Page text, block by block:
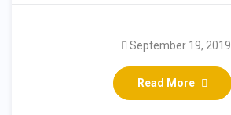
Read More
September 19, 2019